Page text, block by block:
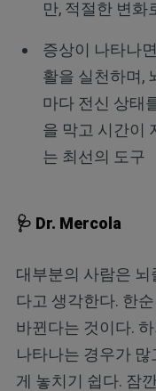
만, 적절한 변화
증상이 나타나
활을 실천하며,
마다 전신 상태
을 막고 시간이
는 최선의 도구
🩺 Dr. Mercola
대부분의 사람은
다고 생각한다. 한
바뀐다는 것이다.
나타나는 경우가 많
게 놓치기 쉽다. 잠